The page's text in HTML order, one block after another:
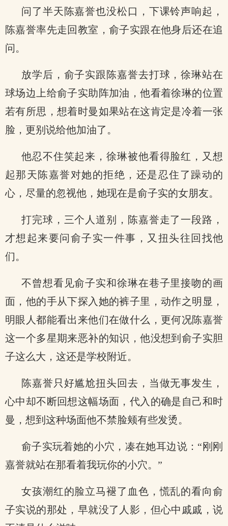
问了半天陈嘉誉也没松口，下课铃声响起，
陈嘉誉率先走回教室，俞子实跟在他身后还在追
问。
放学后，俞子实跟陈嘉誉去打球，徐琳站在
球场边上给俞子实助阵加油，他看着徐琳的位置
若有所思，想着时曼如果站在这肯定是冷着一张
脸，更别说给他加油了。
他忍不住笑起来，徐琳被他看得脸红，又想
起那天陈嘉誉对她的拒绝，还是忍住了躁动的
心，尽量的忽视他，她现在是俞子实的女朋友。
打完球，三个人道别，陈嘉誉走了一段路，
才想起来要问俞子实一件事，又扭头往回找他
们。
不曾想看见俞子实和徐琳在巷子里接吻的画
面，他的手从下探入她的裤子里，动作之明显，
明眼人都能看出来他们在做什么，更何况陈嘉誉
这一个多星期来恶补的知识，他没想到俞子实胆
子这么大，这还是学校附近。
陈嘉誉只好尴尬扭头回去，当做无事发生，
心中却不断回想这幅场面，代入的确是自己和时
曼，想到这种场面他不禁脸颊有些发烫。
俞子实玩着她的小穴，凑在她耳边说：“刚刚
嘉誉就站在那看着我玩你的小穴。”
女孩潮红的脸立马褪了血色，慌乱的看向俞
子实说的那处，早就没了人影，但心中戚戚，说